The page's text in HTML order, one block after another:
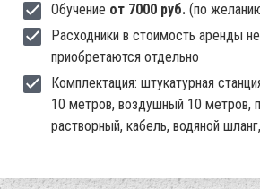
Обучение от 7000 руб. (по
Расходники в стоимость аренды
приобретаются отдельно
Комплектация: штукатурная
10 метров, воздушный 10 метров,
растворный, кабель, водяной